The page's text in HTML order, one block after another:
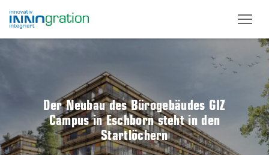
Der Neubau des Bürogebäudes GIZ
Campus in Eschborn steht in den
Startlöchern